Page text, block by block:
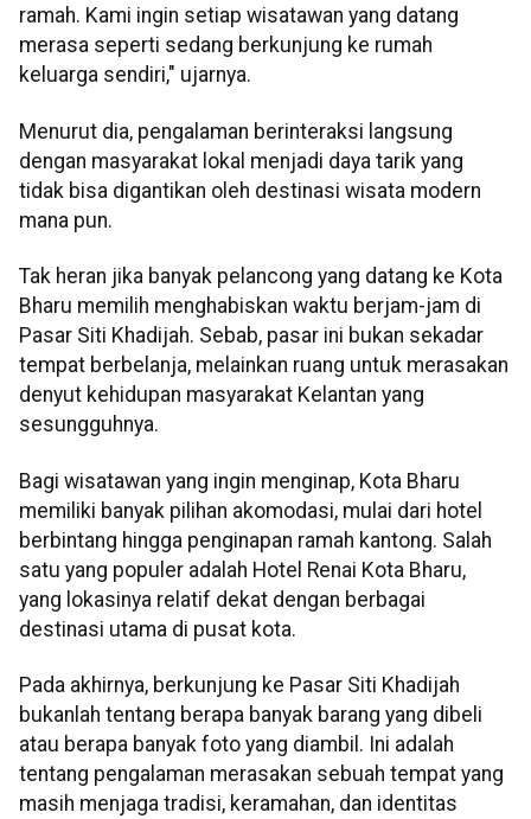
ramah. Kami ingin setiap wisatawan yang datang
merasa seperti sedang berkunjung ke rumah
keluarga sendiri," ujarnya.
Menurut dia, pengalaman berinteraksi langsung
dengan masyarakat lokal menjadi daya tarik yang
tidak bisa digantikan oleh destinasi wisata modern
mana pun.
Tak heran jika banyak pelancong yang datang ke Kota
Bharu memilih menghabiskan waktu berjam-jam di
Pasar Siti Khadijah. Sebab, pasar ini bukan sekadar
tempat berbelanja, melainkan ruang untuk merasakan
denyut kehidupan masyarakat Kelantan yang
sesungguhnya.
Bagi wisatawan yang ingin menginap, Kota Bharu
memiliki banyak pilihan akomodasi, mulai dari hotel
berbintang hingga penginapan ramah kantong. Salah
satu yang populer adalah Hotel Renai Kota Bharu,
yang lokasinya relatif dekat dengan berbagai
destinasi utama di pusat kota.
Pada akhirnya, berkunjung ke Pasar Siti Khadijah
bukanlah tentang berapa banyak barang yang dibeli
atau berapa banyak foto yang diambil. Ini adalah
tentang pengalaman merasakan sebuah tempat yang
masih menjaga tradisi, keramahan, dan identitas